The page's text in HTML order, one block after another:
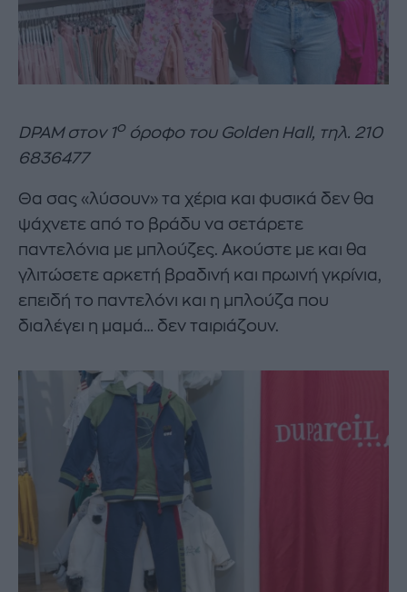
DPAM στον 1οόροφο του Golden Hall, τηλ. 210
6836477
Θα σας «λύσουν» τα χέρια και φυσικά δεν θα
ψάχνετε από το βράδυ να σετάρετε
παντελόνια με μπλούζες. Ακούστε με και θα
γλιτώσετε αρκετή βραδινή και πρωινή γκρίνια,
επειδή το παντελόνι και η μπλούζα που
διαλέγει η μαμά… δεν ταιριάζουν.